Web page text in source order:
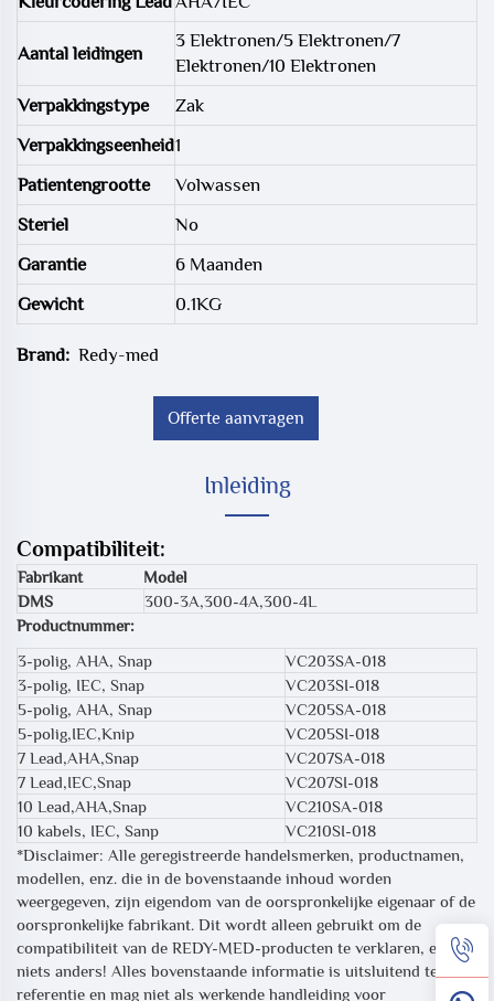
Aantal leidingen
3 Elektronen/5 Elektronen/7
Elektronen/10 Elektronen
Verpakkingstype
Zak
Verpakkingseenheid1
Patientengrootte
Volwassen
Steriel
No
Garantie
6 Maanden
Gewicht
0.1KG
Brand: Redy-med
Offerte aanvragen
Inleiding
Compatibiliteit:
Fabrikant
Model
DMS
300-3A,300-4A,300-4L
Productnummer:
3-polig, AHA, Snap
VC203SA-018
3-polig, IEC, Snap
VC203SI-018
5-polig, AHA, Snap
VC205SA-018
5-polig,IEC,Knip
VC205SI-018
7 Lead,AHA,Snap
VC207SA-018
7 Lead,IEC,Snap
VC207SI-018
10 Lead,AHA,Snap
VC210SA-018
10 kabels, IEC, Sanp
VC210SI-018
*Disclaimer: Alle geregistreerde handelsmerken, productnamen,
modellen, enz. die in de bovenstaande inhoud worden
weergegeven, zijn eigendom van de oorspronkelijke eigenaar of de
oorspronkelijke fabrikant. Dit wordt alleen gebruikt om de
compatibiliteit van de REDY-MED-producten te verklaren, en
niets anders! Alles bovenstaande informatie is uitsluitend ter
referentie en mag niet als werkende handleiding voor